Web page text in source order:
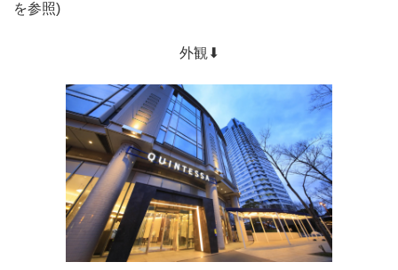
を参照)
外観⬇︎